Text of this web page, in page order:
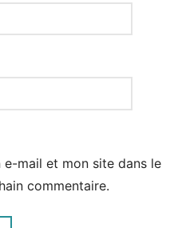
mail et mon site dans le
commentaire.